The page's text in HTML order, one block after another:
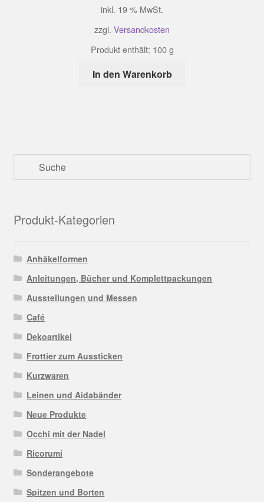
inkl. 19 % MwSt.
zzgl. Versandkosten
Produkt enthält: 100g
In den Warenkorb
Produkt-Kategorien
Anhäkelformen
Anleitungen, Bücher und Komplettpackungen
Ausstellungen und Messen
Café
Dekoartikel
Frottier zum Aussticken
Kurzwaren
Leinen und Aidabänder
Neue Produkte
Occhi mit der Nadel
Ricorumi
Sonderangebote
Spitzen und Borten